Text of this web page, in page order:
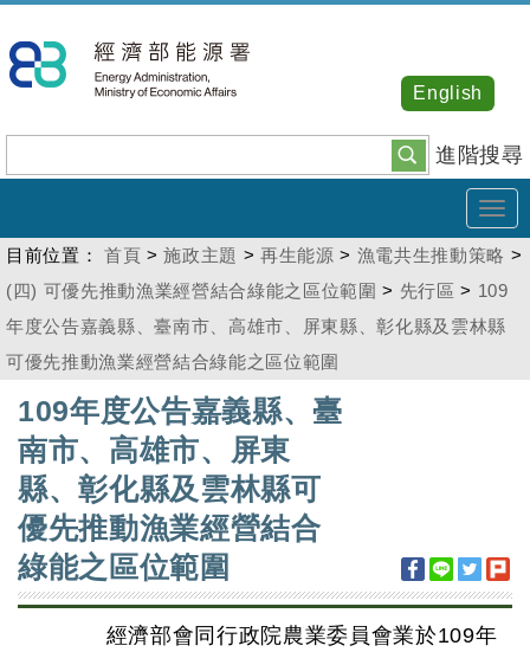
到
主
內
容
進階搜尋
English
目前位置： 首頁 >施政主題 >再生能源 > 漁電共生推動策略 >
(四) 可優先推動漁業經營結合綠能之區位範圍 > 先行區 > 109
年度公告嘉義縣、臺南市、高雄市、屏東縣、彰化縣及雲林縣
可優先推動漁業經營結合綠能之區位範圍
109年度公告嘉義縣、臺
南市、高雄市、屏東
縣、彰化縣及雲林縣可
優先推動漁業經營結合
綠能之區位範圍
經濟部會同行政院農業委員會業於109年